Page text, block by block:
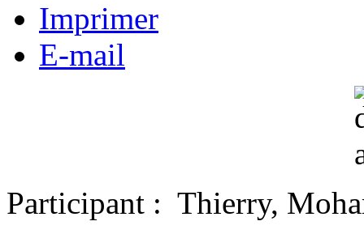
Imprimer
E-mail
Participant : Thierry,